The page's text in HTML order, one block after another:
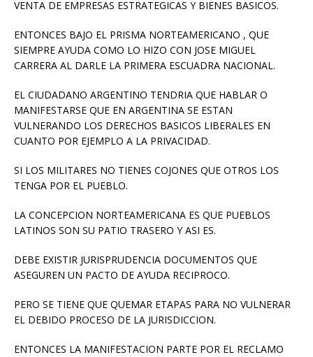
VENTA DE EMPRESAS ESTRATEGICAS Y BIENES BASICOS.
ENTONCES BAJO EL PRISMA NORTEAMERICANO , QUE
SIEMPRE AYUDA COMO LO HIZO CON JOSE MIGUEL
CARRERA AL DARLE LA PRIMERA ESCUADRA NACIONAL.
EL CIUDADANO ARGENTINO TENDRIA QUE HABLAR O
MANIFESTARSE QUE EN ARGENTINA SE ESTAN
VULNERANDO LOS DERECHOS BASICOS LIBERALES EN
CUANTO POR EJEMPLO A LA PRIVACIDAD.
SI LOS MILITARES NO TIENES COJONES QUE OTROS LOS
TENGA POR EL PUEBLO.
LA CONCEPCION NORTEAMERICANA ES QUE PUEBLOS
LATINOS SON SU PATIO TRASERO Y ASI ES.
DEBE EXISTIR JURISPRUDENCIA DOCUMENTOS QUE
ASEGUREN UN PACTO DE AYUDA RECIPROCO.
PERO SE TIENE QUE QUEMAR ETAPAS PARA NO VULNERAR
EL DEBIDO PROCESO DE LA JURISDICCION.
ENTONCES LA MANIFESTACION PARTE POR EL RECLAMO